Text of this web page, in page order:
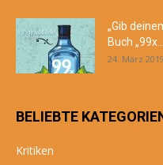
„Gib
Buch „99x...
24. März 2019
BELIEBTE
Kritiken